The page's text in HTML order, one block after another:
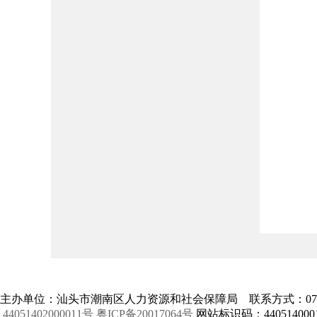
主办单位：汕头市潮南区人力资源和社会保障局 联系方式：
44051402000011号 粤ICP备20017064号 网站标识码：